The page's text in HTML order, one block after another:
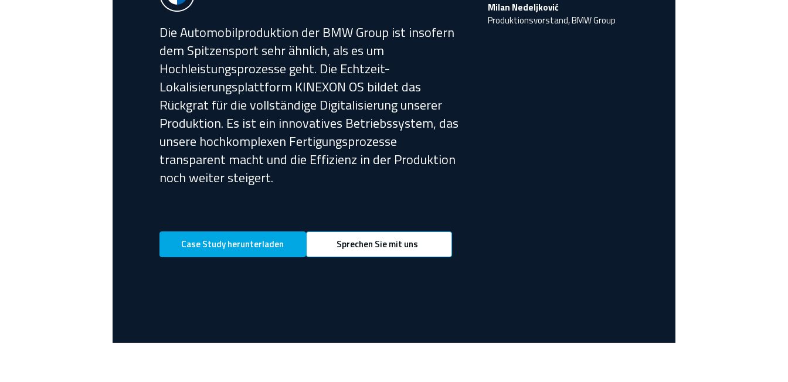
Die Automobilproduktion der BMW Group ist insofern
dem Spitzensport sehr ähnlich, als es um
Hochleistungsprozesse geht. Die Echtzeit-
Lokalisierungsplattform KINEXON OS bildet das
Rückgrat für die vollständige Digitalisierung unserer
Produktion. Es ist ein innovatives Betriebssystem, das
unsere hochkomplexen Fertigungsprozesse
transparent macht und die Effizienz in der Produktion
noch weiter steigert.
Milan Nedeljković
Produktionsvorstand, BMW Group
Case Study herunterladen Sprechen Sie mit uns